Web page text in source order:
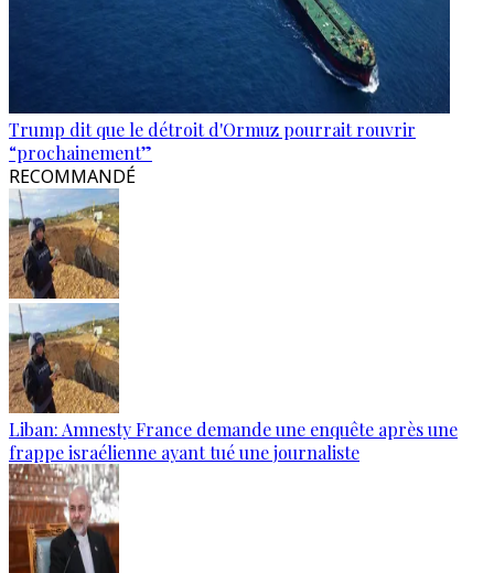
Trump dit que le détroit d'Ormuz pourrait rouvrir
“prochainement”
RECOMMANDÉ
Liban: Amnesty France demande une enquête après une
frappe israélienne ayant tué une journaliste